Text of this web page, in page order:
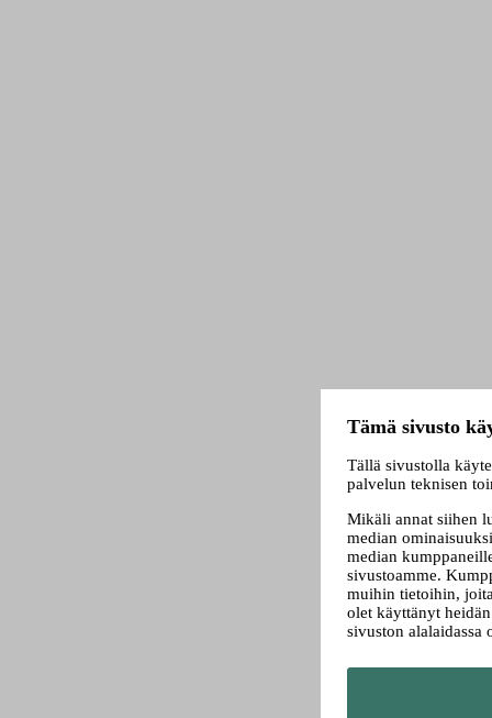
Tämä sivusto
Tällä sivustolla
palvelun teknisen
Mikäli annat siihen
median
median
sivustoamme.
muihin tietoihin,
olet käyttänyt
sivuston alalaidassa